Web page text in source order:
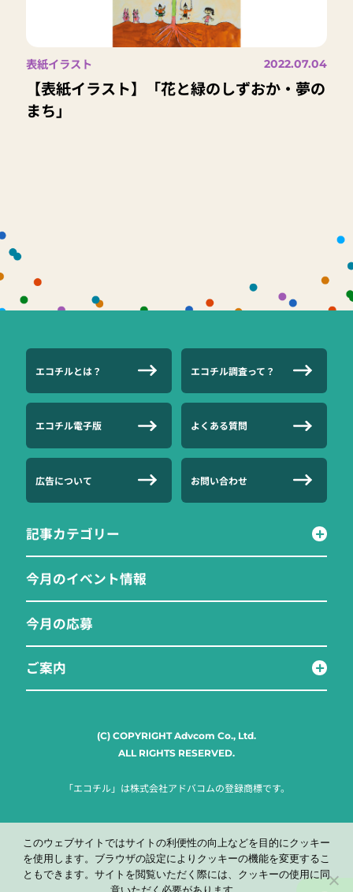
表紙イラスト 2022.07.04
【表紙イラスト】「花と緑のしずおか・夢の
まち」
エコチルとは？ エコチル調査って？
エコチル電子版 よくある質問
広告について お問い合わせ
記事カテゴリー
今月のイベント情報
今月の応募
ご案内
(C) COPYRIGHT Advcom Co., Ltd.
ALL RIGHTS RESERVED.
「エコチル」は株式会社アドバコムの登録商標です。
このウェブサイトではサイトの利便性の向上などを目的にクッキー
を使用します。ブラウザの設定によりクッキーの機能を変更するこ
ともできます。サイトを閲覧いただく際には、クッキーの使用に同